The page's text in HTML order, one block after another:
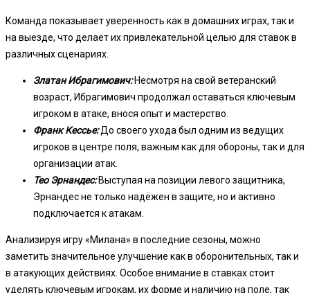
Команда показывает уверенность как в домашних играх, так и
на выезде, что делает их привлекательной целью для ставок в
различных сценариях.
Златан Ибрагимович:Несмотря на свой ветеранский
возраст, Ибрагимович продолжал оставаться ключевым
игроком в атаке, внося опыт и мастерство.
Франк Кессье:До своего ухода был одним из ведущих
игроков в центре поля, важным как для обороны, так и для
организации атак.
Тео Эрнандес:Выступая на позиции левого защитника,
Эрнандес не только надёжен в защите, но и активно
подключается к атакам.
Анализируя игру «Милана» в последние сезоны, можно
заметить значительное улучшение как в оборонительных, так и
в атакующих действиях. Особое внимание в ставках стоит
уделять ключевым игрокам, их форме и наличию на поле, так